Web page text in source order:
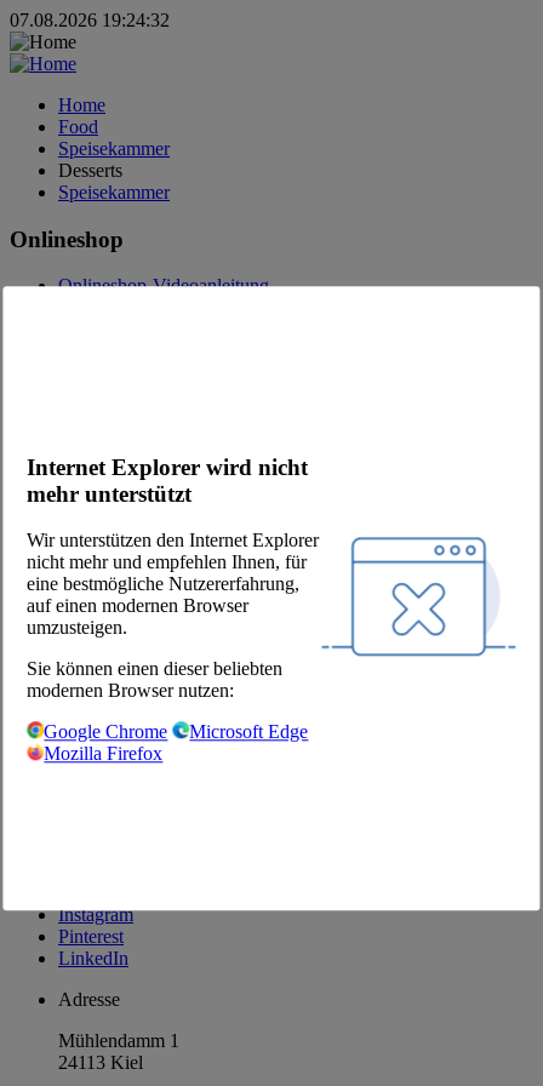
Internet Explorer wird nicht
mehr unterstützt
Wir unterstützen den Internet Explorer
nicht mehr und empfehlen Ihnen, für
eine bestmögliche Nutzererfahrung,
auf einen modernen Browser
umzusteigen.
Sie können einen dieser beliebten
modernen Browser nutzen:
Google Chrome
Microsoft Edge
Mozilla Firefox
07.08.2026 19:24:32
Home
Food
Speisekammer
Desserts
Speisekammer
Onlineshop
Onlineshop-Videoanleitung
Kontaktfrage
Ansprechpartner
Newsletter
Unternehmen
Über uns
Karriere
Unsere Partner
@Chefs Culinar
Instagram
Pinterest
LinkedIn
Adresse
Mühlendamm 1
24113 Kiel